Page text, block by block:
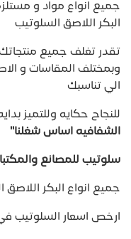
جميع انواع مواد و
البكر اللاصق السلوتيب
تقدر تغلف جميع منتجاتك
وبمختلف المقاسات و
الي تناسبك
للنجاح حكايه وللتميز
الشفافيه اساس شغلنا"
سلوتيب للمصانع
جميع انواع البكر اللاصق
ارخص اسعار السلوتيب